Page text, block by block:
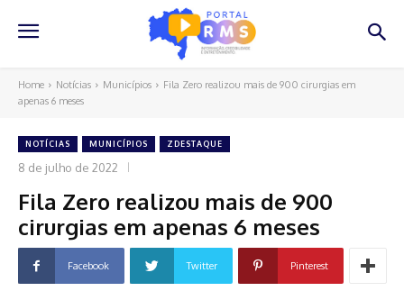
Home Notícias Municípios
Fila Zero realizou mais de 900 cirurgias em
apenas 6 meses
NOTÍCIAS MUNICÍPIOS ZDESTAQUE
8 de julho de 2022
Fila Zero realizou mais de 900
cirurgias em apenas 6 meses
Facebook Twitter Pinterest